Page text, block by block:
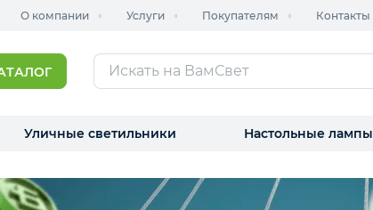
О компании Услуги Покупателям Контакты
КАТАЛОГ
Уличные светильники Настольные